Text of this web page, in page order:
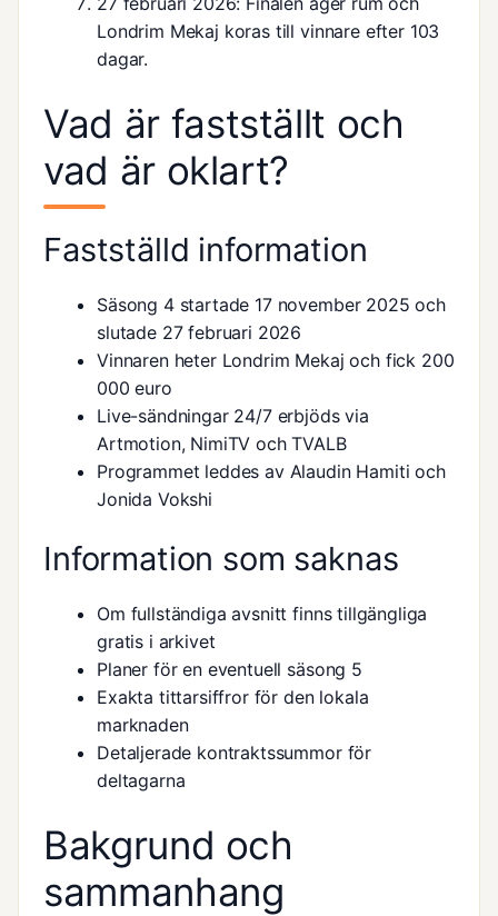
Londrim Mekaj koras till vinnare efter 103
dagar.
Vad är fastställt och
vad är oklart?
Fastställd information
Säsong 4 startade 17 november 2025 och
slutade 27 februari 2026
Vinnaren heter Londrim Mekaj och fick 200
000 euro
Live-sändningar 24/7 erbjöds via
Artmotion, NimiTV och TVALB
Programmet leddes av Alaudin Hamiti och
Jonida Vokshi
Information som saknas
Om fullständiga avsnitt finns tillgängliga
gratis i arkivet
Planer för en eventuell säsong 5
Exakta tittarsiffror för den lokala
marknaden
Detaljerade kontraktssummor för
deltagarna
Bakgrund och
sammanhang